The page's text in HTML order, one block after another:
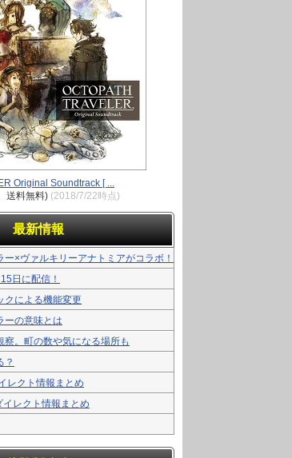
Original Soundtrack [ ...
送料無料) (2018/7/22時点)
最新情報
ー×ヴァルキリーアナトミアがコラボ！
日に配信！
クによる機能変更
ーの意味とは
察。町の数や気になる場所も
？
レクト情報まとめ
レクト情報まとめ